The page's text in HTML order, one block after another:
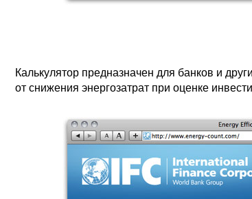
Калькулятор предназначен для банков и
от снижения энергозатрат при оценке